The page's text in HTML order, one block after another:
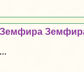
Земфира
...